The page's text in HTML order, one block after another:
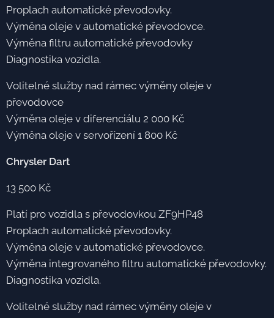
Proplach automatické převodovky.
Výměna oleje v automatické převodovce.
Výměna filtru automatické převodovky
Diagnostika vozidla.
Volitelné služby nad rámec výměny oleje v
převodovce
Výměna oleje v diferenciálu 2 000 Kč
Výměna oleje v servořízení 1 800 Kč
Chrysler Dart
13 500 Kč
Platí pro vozidla s převodovkou ZF9HP48
Proplach automatické převodovky.
Výměna oleje v automatické převodovce.
Výměna integrovaného filtru automatické převodovky.
Diagnostika vozidla.
Volitelné služby nad rámec výměny oleje v